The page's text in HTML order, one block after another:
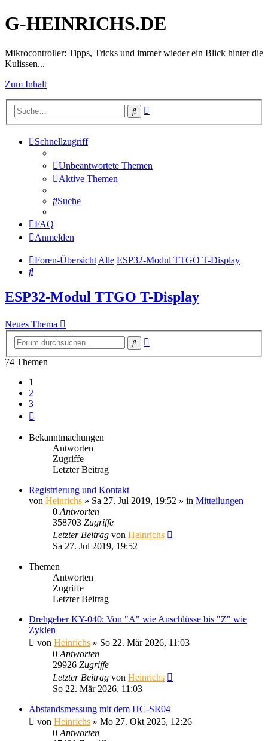
G-HEINRICHS.DE
Mikrocontroller: Tipps, Tricks und immer wieder ein Blick hinter die
Kulissen...
Zum Inhalt
Suche
Schnellzugriff
Unbeantwortete Themen
Aktive Themen
Suche
FAQ
Anmelden
Foren-ÜbersichtAlle ESP32-Modul TTGO T-Display
Suche
ESP32-Modul TTGO T-Display
Neues Thema
Suche
74 Themen
1
2
3
Bekanntmachungen
Antworten
Zugriffe
Letzter Beitrag
Registrierung und Kontakt
von Heinrichs » Sa 27. Jul 2019, 19:52 » in Mitteilungen
0 Antworten
358703 Zugriffe
Letzter Beitrag von Heinrichs
Sa 27. Jul 2019, 19:52
Themen
Antworten
Zugriffe
Letzter Beitrag
Drehgeber KY-040: Von "A" wie Anschlüsse bis "Z" wie
Zyklen
von Heinrichs » So 22. Mär 2026, 11:03
0 Antworten
29926 Zugriffe
Letzter Beitrag von Heinrichs
So 22. Mär 2026, 11:03
Abstandsmessung mit dem HC-SR04
von Heinrichs » Mo 27. Okt 2025, 12:26
0 Antworten